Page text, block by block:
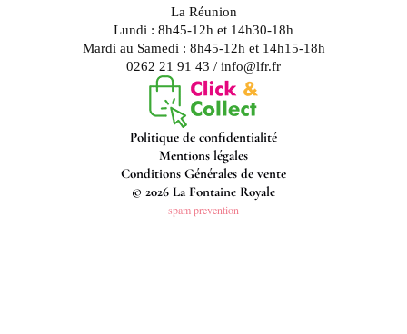
La Réunion
Lundi : 8h45-12h et 14h30-18h
Mardi au Samedi : 8h45-12h et 14h15-18h
0262 21 91 43 / info@lfr.fr
Politique de confidentialité
Mentions légales
Conditions Générales de vente
© 2026 La Fontaine Royale
spam prevention